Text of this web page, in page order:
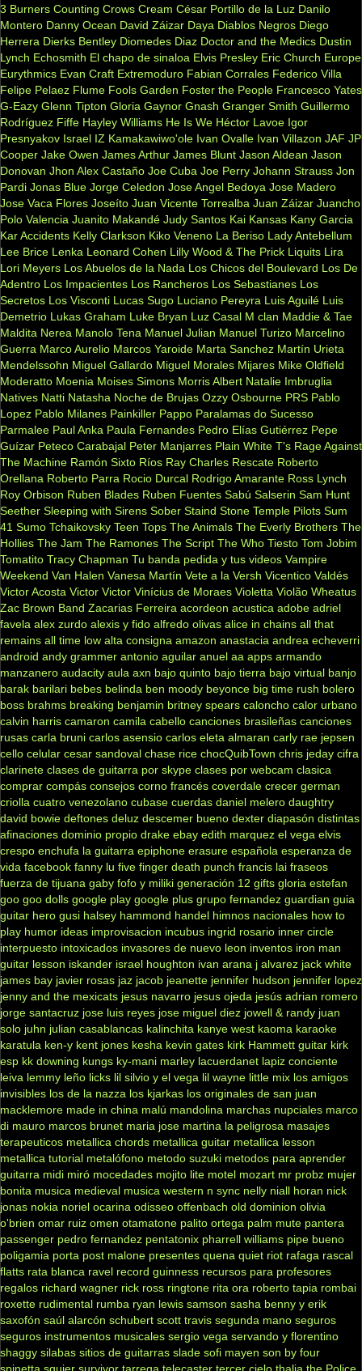
3 Burners Counting Crows Cream César Portillo de la Luz Danilo
Montero Danny Ocean David Záizar Daya Diablos Negros Diego
Herrera Dierks Bentley Diomedes Diaz Doctor and the Medics Dustin
Lynch Echosmith El chapo de sinaloa Elvis Presley Eric Church Europe
Eurythmics Evan Craft Extremoduro Fabian Corrales Federico Villa
Felipe Pelaez Flume Fools Garden Foster the People Francesco Yates
G-Eazy Glenn Tipton Gloria Gaynor Gnash Granger Smith Guillermo
Rodríguez Fiffe Hayley Williams He Is We Héctor Lavoe Igor
Presnyakov Israel IZ Kamakawiwo'ole Ivan Ovalle Ivan Villazon JAF JP
Cooper Jake Owen James Arthur James Blunt Jason Aldean Jason
Donovan Jhon Alex Castaño Joe Cuba Joe Perry Johann Strauss Jon
Pardi Jonas Blue Jorge Celedon Jose Angel Bedoya Jose Madero
Jose Vaca Flores Joseíto Juan Vicente Torrealba Juan Záizar Juancho
Polo Valencia Juanito Makandé Judy Santos Kai Kansas Kany Garcia
Kar Accidents Kelly Clarkson Kiko Veneno La Beriso Lady Antebellum
Lee Brice Lenka Leonard Cohen Lilly Wood & The Prick Liquits Lira
Lori Meyers Los Abuelos de la Nada Los Chicos del Boulevard Los De
Adentro Los Impacientes Los Rancheros Los Sebastianes Los
Secretos Los Visconti Lucas Sugo Luciano Pereyra Luis Aguilé Luis
Demetrio Lukas Graham Luke Bryan Luz Casal M clan Maddie & Tae
Maldita Nerea Manolo Tena Manuel Julian Manuel Turizo Marcelino
Guerra Marco Aurelio Marcos Yaroide Marta Sanchez Martín Urieta
Mendelssohn Miguel Gallardo Miguel Morales Mijares Mike Oldfield
Moderatto Moenia Moises Simons Morris Albert Natalie Imbruglia
Natives Natti Natasha Noche de Brujas Ozzy Osbourne PRS Pablo
Lopez Pablo Milanes Painkiller Pappo Paralamas do Sucesso
Parmalee Paul Anka Paula Fernandes Pedro Elías Gutiérrez Pepe
Guízar Peteco Carabajal Peter Manjarres Plain White T's Rage Against
The Machine Ramón Sixto Ríos Ray Charles Rescate Roberto
Orellana Roberto Parra Rocio Durcal Rodrigo Amarante Ross Lynch
Roy Orbison Ruben Blades Ruben Fuentes Sabú Salserin Sam Hunt
Seether Sleeping with Sirens Sober Staind Stone Temple Pilots Sum
41 Sumo Tchaikovsky Teen Tops The Animals The Everly Brothers The
Hollies The Jam The Ramones The Script The Who Tiesto Tom Jobim
Tomatito Tracy Chapman Tu banda pedida y tus videos Vampire
Weekend Van Halen Vanesa Martín Vete a la Versh Vicentico Valdés
Victor Acosta Victor Victor Vinícius de Moraes Violetta Violão Wheatus
Zac Brown Band Zacarias Ferreira acordeon acustica adobe adriel
favela alex zurdo alexis y fido alfredo olivas alice in chains all that
remains all time low alta consigna amazon anastacia andrea echeverri
android andy grammer antonio aguilar anuel aa apps armando
manzanero audacity aula axn bajo quinto bajo tierra bajo virtual banjo
barak barilari bebes belinda ben moody beyonce big time rush bolero
boss brahms breaking benjamin britney spears caloncho calor urbano
calvin harris camaron camila cabello canciones brasileñas canciones
rusas carla bruni carlos asensio carlos eleta almaran carly rae jepsen
cello celular cesar sandoval chase rice chocQuibTown chris jeday cifra
clarinete clases de guitarra por skype clases por webcam clasica
comprar compás consejos corno francés coverdale crecer german
criolla cuatro venezolano cubase cuerdas daniel melero daughtry
david bowie deftones deluz descemer bueno dexter diapasón distintas
afinaciones dominio propio drake ebay edith marquez el vega elvis
crespo enchufa la guitarra epiphone erasure española esperanza de
vida facebook fanny lu five finger death punch francis lai fraseos
fuerza de tijuana gaby fofo y miliki generación 12 gifts gloria estefan
goo goo dolls google play google plus grupo fernandez guardian guia
guitar hero gusi halsey hammond handel himnos nacionales how to
play humor ideas improvisacion incubus ingrid rosario inner circle
interpuesto intoxicados invasores de nuevo leon inventos iron man
guitar lesson iskander israel houghton ivan arana j alvarez jack white
james bay javier rosas jaz jacob jeanette jennifer hudson jennifer lopez
jenny and the mexicats jesus navarro jesus ojeda jesús adrian romero
jorge santacruz jose luis reyes jose miguel diez jowell & randy juan
solo juhn julian casablancas kalinchita kanye west kaoma karaoke
karatula ken-y kent jones kesha kevin gates kirk Hammett guitar kirk
esp kk downing kungs ky-mani marley lacuerdanet lapiz conciente
leiva lemmy leño licks lil silvio y el vega lil wayne little mix los amigos
invisibles los de la nazza los kjarkas los originales de san juan
macklemore made in china malú mandolina marchas nupciales marco
di mauro marcos brunet maria jose martina la peligrosa masajes
terapeuticos metallica chords metallica guitar metallica lesson
metallica tutorial metalófono metodo suzuki metodos para aprender
guitarra midi miró mocedades mojito lite motel mozart mr probz mujer
bonita musica medieval musica western n sync nelly niall horan nick
jonas nokia noriel ocarina odisseo offenbach old dominion olivia
o'brien omar ruiz omen otamatone palito ortega palm mute pantera
passenger pedro fernandez pentatonix pharrell williams pipe bueno
poligamia porta post malone presentes quena quiet riot rafaga rascal
flatts rata blanca ravel record guinness recursos para profesores
regalos richard wagner rick ross ringtone rita ora roberto tapia rombai
roxette rudimental rumba ryan lewis samson sasha benny y erik
saxofón saúl alarcón schubert scott travis segunda mano seguros
seguros instrumentos musicales sergio vega servando y florentino
shaggy silabas sitios de guitarras slade sofi mayen son by four
spinetta squier survivor tarrega telecaster tercer cielo thalia the Police